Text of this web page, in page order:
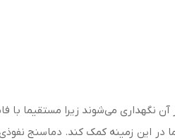
آن نگهداری می‌شوند زیرا مستقیما